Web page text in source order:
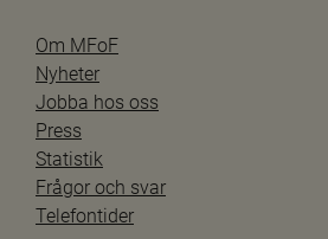
Om MFoF
Nyheter
Jobba hos oss
Press
Statistik
Frågor och svar
Telefontider